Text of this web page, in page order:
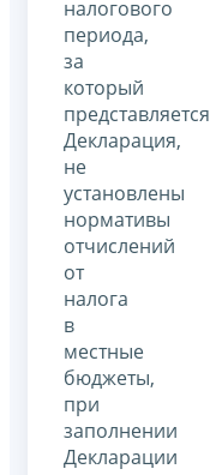
налогового
периода,
за
который
представляется
Декларация,
не
установлены
нормативы
отчислений
от
налога
в
местные
бюджеты,
при
заполнении
Декларации